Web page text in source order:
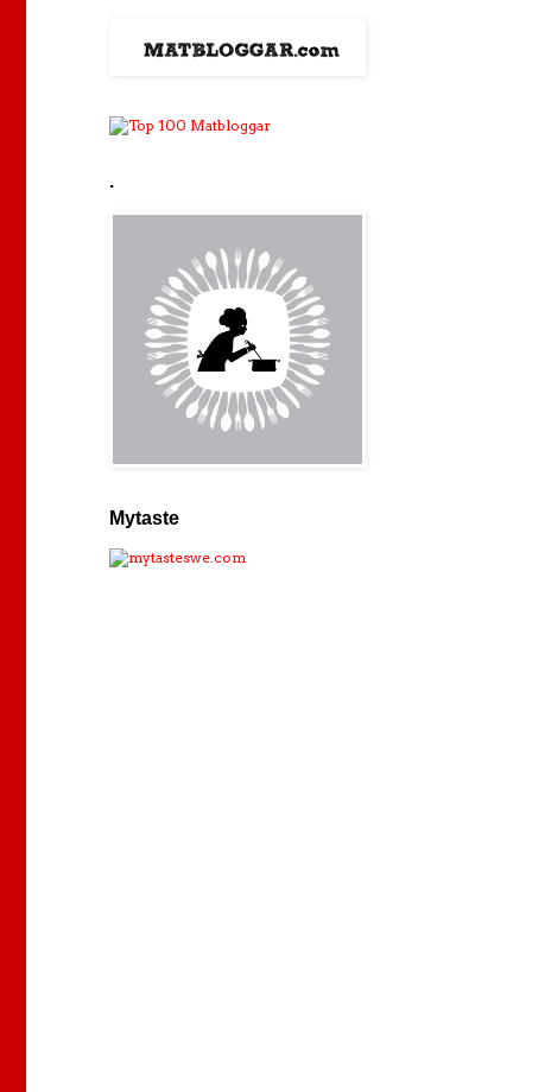
.
Mytaste